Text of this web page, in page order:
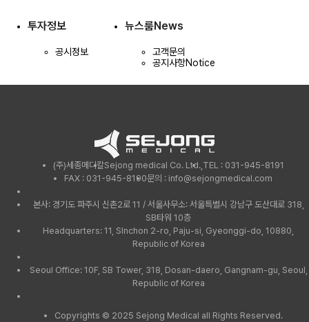
투자정보
공시정보
뉴스룸News
고객문의
공지사항Notice
(주)세종메디칼Sejong medical Co. Ltd., TEL : 031-945-8191
FAX : 031-945-8190문의 : info@sejongmedical.com
본사: 경기도 파주시 신촌2로 11 / 서울사무소: 서울특별시 강남구 도산대로 318,
SB타워 10층
Headquarters: 11, SInchon 2-ro, Paju-si, Gyeonggi-do, 10880,
Republic of Korea
Seoul Office: 10F, SB Tower, 318, Dosan-daero, Gangnam-gu, Seoul,
Republic of Korea
Copyrights © 2025 Sejong Medical all Rights Reserved.